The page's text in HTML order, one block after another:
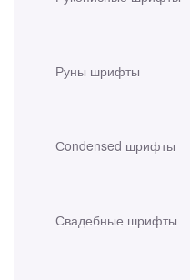
Руны шрифты
Сondensed шрифты
Свадебные шрифты